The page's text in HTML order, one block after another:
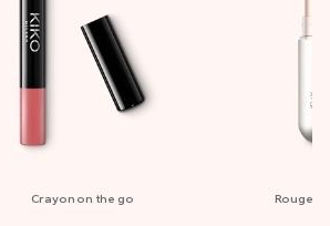
Crayon on the go Rouge à